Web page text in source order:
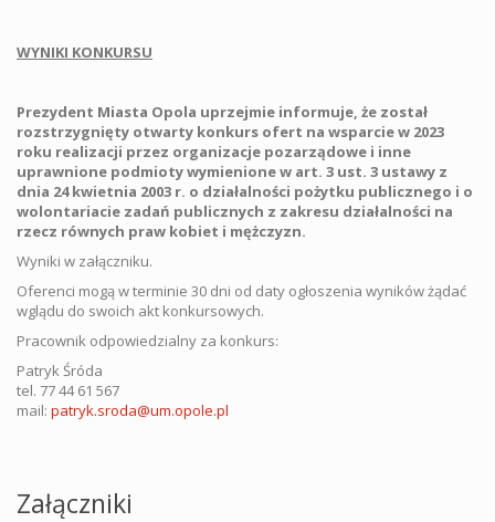
WYNIKI KONKURSU
Prezydent Miasta Opola uprzejmie informuje, że został
rozstrzygnięty otwarty konkurs ofert na wsparcie w 2023
roku realizacji przez organizacje pozarządowe i inne
uprawnione podmioty wymienione w art. 3 ust. 3 ustawy z
dnia 24 kwietnia 2003 r. o działalności pożytku publicznego i o
wolontariacie zadań publicznych z zakresu działalności na
rzecz równych praw kobiet i mężczyzn.
Wyniki w załączniku.
Oferenci mogą w terminie 30 dni od daty ogłoszenia wyników żądać
wglądu do swoich akt konkursowych.
Pracownik odpowiedzialny za konkurs:
Patryk Śróda
tel. 77 44 61 567
mail: patryk.sroda@um.opole.pl
Załączniki